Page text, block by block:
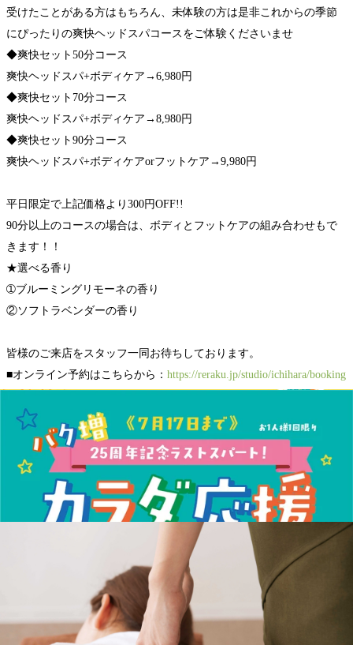
受けたことがある方はもちろん、未体験の方は是非これからの季節
にぴったりの爽快ヘッドスパコースをご体験くださいませ
◆爽快セット50分コース
爽快ヘッドスパ+ボディケア→6,980円
◆爽快セット70分コース
爽快ヘッドスパ+ボディケア→8,980円
◆爽快セット90分コース
爽快ヘッドスパ+ボディケアorフットケア→9,980円
平日限定で上記価格より300円OFF!!
90分以上のコースの場合は、ボディとフットケアの組み合わせもで
きます！！
★選べる香り
➀ブルーミングリモーネの香り
②ソフトラベンダーの香り
皆様のご来店をスタッフ一同お待ちしております。
■オンライン予約はこちらから： https://reraku.jp/studio/ichihara/booking
WEB予約する
電話予約する0436-37-1830
最近のブログ
【アリオ市原店】お尻も疲れていますよ～！
こんにちは♪Re.Ra.Kuアリオ市原店です(^^)/【本日８/７(金)
のご案内状況】１２：００～２０：２０までの間でご案内可
能でございます。【明日８/８(土)のご案内状況】は１０：０
０～１９：２０までの間でご案内可能でございます。※ホッ
トペッパーでは空いていないお時間でもご案内できる事がご
【アリオ市原店】本日＆明日のご案内状況★